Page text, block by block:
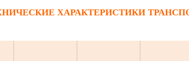
ХАРАКТЕРИСТИКИ